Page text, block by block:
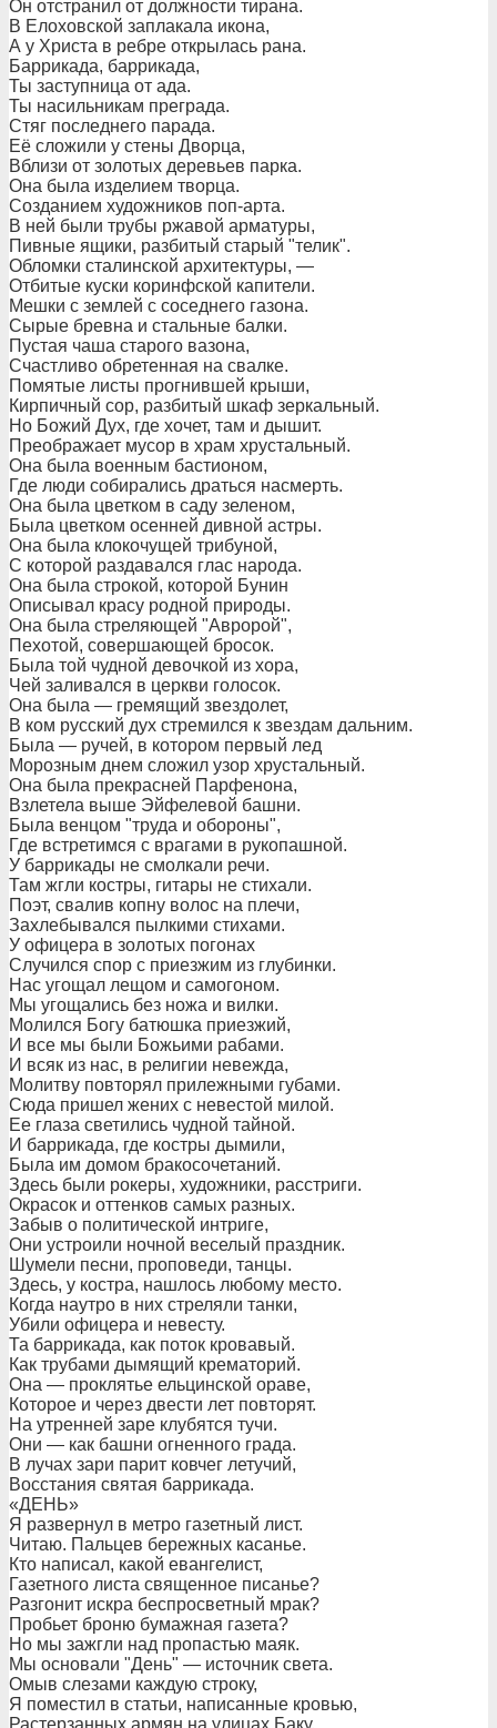
Он отстранил от должности тирана.
В Елоховской заплакала икона,
А у Христа в ребре открылась рана.
Баррикада, баррикада,
Ты заступница от ада.
Ты насильникам преграда.
Стяг последнего парада.
Её сложили у стены Дворца,
Вблизи от золотых деревьев парка.
Она была изделием творца.
Созданием художников поп-арта.
В ней были трубы ржавой арматуры,
Пивные ящики, разбитый старый "телик".
Обломки сталинской архитектуры, —
Отбитые куски коринфской капители.
Мешки с землей с соседнего газона.
Сырые бревна и стальные балки.
Пустая чаша старого вазона,
Счастливо обретенная на свалке.
Помятые листы прогнившей крыши,
Кирпичный сор, разбитый шкаф зеркальный.
Но Божий Дух, где хочет, там и дышит.
Преображает мусор в храм хрустальный.
Она была военным бастионом,
Где люди собирались драться насмерть.
Она была цветком в саду зеленом,
Была цветком осенней дивной астры.
Она была клокочущей трибуной,
С которой раздавался глас народа.
Она была строкой, которой Бунин
Описывал красу родной природы.
Она была стреляющей "Авророй",
Пехотой, совершающей бросок.
Была той чудной девочкой из хора,
Чей заливался в церкви голосок.
Она была — гремящий звездолет,
В ком русский дух стремился к звездам дальним.
Была — ручей, в котором первый лед
Морозным днем сложил узор хрустальный.
Она была прекрасней Парфенона,
Взлетела выше Эйфелевой башни.
Была венцом "труда и обороны",
Где встретимся с врагами в рукопашной.
У баррикады не смолкали речи.
Там жгли костры, гитары не стихали.
Поэт, свалив копну волос на плечи,
Захлебывался пылкими стихами.
У офицера в золотых погонах
Случился спор с приезжим из глубинки.
Нас угощал лещом и самогоном.
Мы угощались без ножа и вилки.
Молился Богу батюшка приезжий,
И все мы были Божьими рабами.
И всяк из нас, в религии невежда,
Молитву повторял прилежными губами.
Сюда пришел жених с невестой милой.
Ее глаза светились чудной тайной.
И баррикада, где костры дымили,
Была им домом бракосочетаний.
Здесь были рокеры, художники, расстриги.
Окрасок и оттенков самых разных.
Забыв о политической интриге,
Они устроили ночной веселый праздник.
Шумели песни, проповеди, танцы.
Здесь, у костра, нашлось любому место.
Когда наутро в них стреляли танки,
Убили офицера и невесту.
Та баррикада, как поток кровавый.
Как трубами дымящий крематорий.
Она — проклятье ельцинской ораве,
Которое и через двести лет повторят.
На утренней заре клубятся тучи.
Они — как башни огненного града.
В лучах зари парит ковчег летучий,
Восстания святая баррикада.
«ДЕНЬ»
Я развернул в метро газетный лист.
Читаю. Пальцев бережных касанье.
Кто написал, какой евангелист,
Газетного листа священное писанье?
Разгонит искра беспросветный мрак?
Пробьет броню бумажная газета?
Но мы зажгли над пропастью маяк.
Мы основали "День" — источник света.
Омыв слезами каждую строку,
Я поместил в статьи, написанные кровью,
Растерзанных армян на улицах Баку,